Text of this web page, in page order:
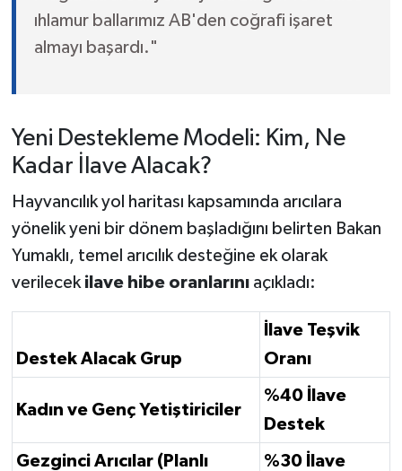
ıhlamur ballarımız AB'den coğrafi işaret
almayı başardı."
Yeni Destekleme Modeli: Kim, Ne
Kadar İlave Alacak?
Hayvancılık yol haritası kapsamında arıcılara
yönelik yeni bir dönem başladığını belirten Bakan
Yumaklı, temel arıcılık desteğine ek olarak
verilecek ilave hibe oranlarınıaçıkladı:
Destek Alacak Grup
İlave Teşvik
Oranı
Kadın ve Genç Yetiştiriciler
%40 İlave
Destek
Gezginci Arıcılar (Planlı
%30 İlave